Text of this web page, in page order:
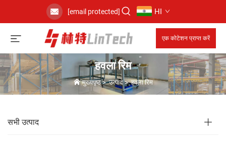
[email protected] HI
एक कोटेशन प्राप्त करें
हवला रिम
मुख्यपृष्ठ>उत्पाद>हवला रिम
सभी उत्पाद